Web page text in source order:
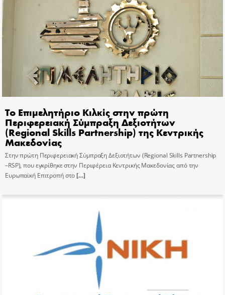
Το Επιμελητήριο Κιλκίς στην πρώτη
Περιφερειακή Σύμπραξη Δεξιοτήτων
(Regional Skills Partnership) της Κεντρικής
Μακεδονίας
Στην πρώτη Περιφερειακή Σύμπραξη Δεξιοτήτων (Regional Skills Partnership
–RSP), που εγκρίθηκε στην Περιφέρεια Κεντρικής Μακεδονίας από την
Ευρωπαϊκή Επιτροπή στο[…]